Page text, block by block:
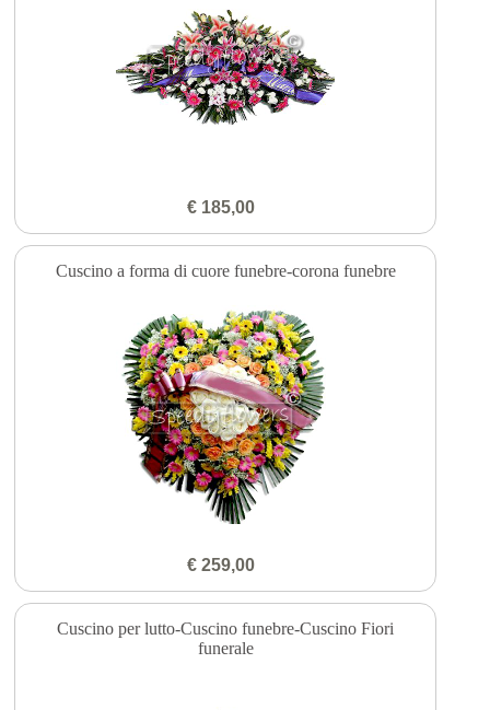
€ 185,00
Cuscino a forma di cuore funebre-corona funebre
€ 259,00
Cuscino per lutto-Cuscino funebre-Cuscino Fiori
funerale